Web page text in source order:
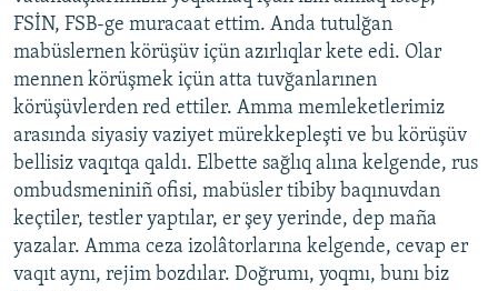
FSİN, FSB-ge muracaat ettim. Anda tutulğan
mabüslernen körüşüv içün azırlıqlar kete edi. Olar
mennen körüşmek içün atta tuvğanlarınen
körüşüvlerden red ettiler. Amma memleketlerimiz
arasında siyasiy vaziyet mürekkepleşti ve bu körüşüv
bellisiz vaqıtqa qaldı. Elbette sağlıq alına kelgende, rus
ombudsmeniniñ ofisi, mabüsler tibiby baqınuvdan
keçtiler, testler yaptılar, er şey yerinde, dep maña
yazalar. Amma ceza izolâtorlarına kelgende, cevap er
vaqıt aynı, rejim bozdılar. Doğrumı, yoqmı, bunı biz